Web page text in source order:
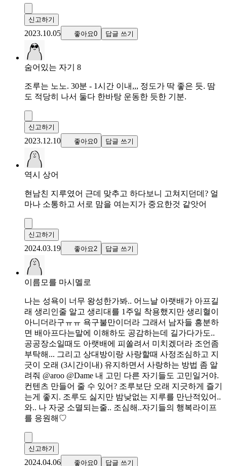
신고하기
2023.10.05 좋아요0 답글 쓰기
숨어있는 자기 8
조루는 노노. 30분 - 1시간 이내,,, 정도가 딱 좋은 듯. 땀
도 적당히 나서 둘다 한바탕 운동한 듯한 기분.
신고하기
2023.12.10 좋아요0 답글 쓰기
역시 상어
현남친 지루였어 근데 맞추고 하다보니 고쳐지던데? 얼
마나 소통하고 서로 맘을 여는지가 중요한것 같앗어
신고하기
2024.03.19 좋아요2 답글 쓰기
이름모를 마시멜로
나는 성욕이 너무 왕성한가봐.. 어느날 아랫배가 아프길
래 생리인줄 알고 생리대를 1주일 착용했지만 생리혈이
아니더라구ㅠㅠ 욕구불만이더라 그래서 남자들 흥분하
면 배아프다는말에 이해하도 공감하는데 길가다가도..
공공장소일때도 아랫배에 피쏠려서 미치겠더라 조언좀
부탁해... 그리고 상대방이랑 사랑할때 사정조심하고 지
긋이 오래 (3시간이내) 유지하면서 사랑하는 방법 좀 알
려줘 @aroo @Dame 내 고민 다른 자기들도 고민일거야.
컨텐츠 만들어 줄 수 있어? 조루보단 오래 지긋하게 즐기
는게 좋지. 조루도 싫지만 밤낮없는 지루를 만난적있어..
와.. 나 자궁 소멸되는줄.. 조심해..자기들의 행복라이프
를 응원해♡
신고하기
2024.04.06 좋아요0 답글 쓰기